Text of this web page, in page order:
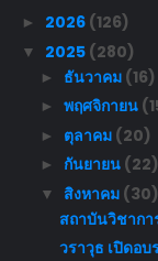
► 2026 (126)
▼ 2025 (280)
► ธันวาคม (16)
► พฤศจิกายน
► ตุลาคม (20)
► กันยายน (22)
▼ สิงหาคม (30)
สถาบันวิชากา
วราวุธ เปิดอบ